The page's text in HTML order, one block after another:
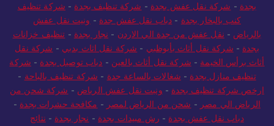
بجدة - شركة نقل عفش بجدة - شركة تنظيف بجدة - شركة تنظيف
كنب بالبخار بجدة - دباب نقل عفش جدة - ونيت نقل عفش
بالرياض - نقل عفش من جدة الي الاردن - نجار بجدة - تنظيف خزانات
بجدة - شركة نقل أثاث بأبوظبي - شركة نقل اثاث بدبي - شركة نقل
أثاث برأس الخيمة - شركة نقل أثاث بالعين - دباب توصيل بجدة - شركة
تنظيف منازل بجدة - شغالات بالساعة جدة - شركة تنظيف بالباحة -
ارخص شركة تنظيف بجدة - ونيت نقل عفش الرياض - شركة شحن من
الرياض الي مصر - شحن من الرياض لمصر - مكافحة حشرات بجدة -
دباب نقل عفش بجدة - رش مبيدات بجدة - نجار بجدة - نتائج